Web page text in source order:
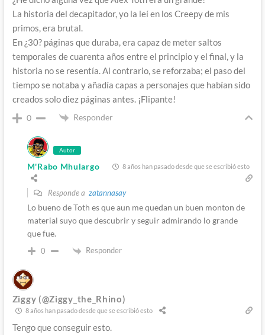
La historia del decapitador, yo la leí en los Creepy de mis
primos, era brutal.
En ¿30? páginas que duraba, era capaz de meter saltos
temporales de cuarenta años entre el principio y el final, y la
historia no se resentía. Al contrario, se reforzaba; el paso del
tiempo se notaba y añadía capas a personajes que habían sido
creados solo diez páginas antes. ¡Flipante!
0 Responder
Autor
M'Rabo Mhulargo 8 años han pasado desde que se escribió esto
Responde a zatannasay
Lo bueno de Toth es que aun me quedan un buen monton de
material suyo que descubrir y seguir admirando lo grande
que fue.
0 Responder
Ziggy (@Ziggy_the_Rhino)
8 años han pasado desde que se escribió esto
Tengo que conseguir esto.